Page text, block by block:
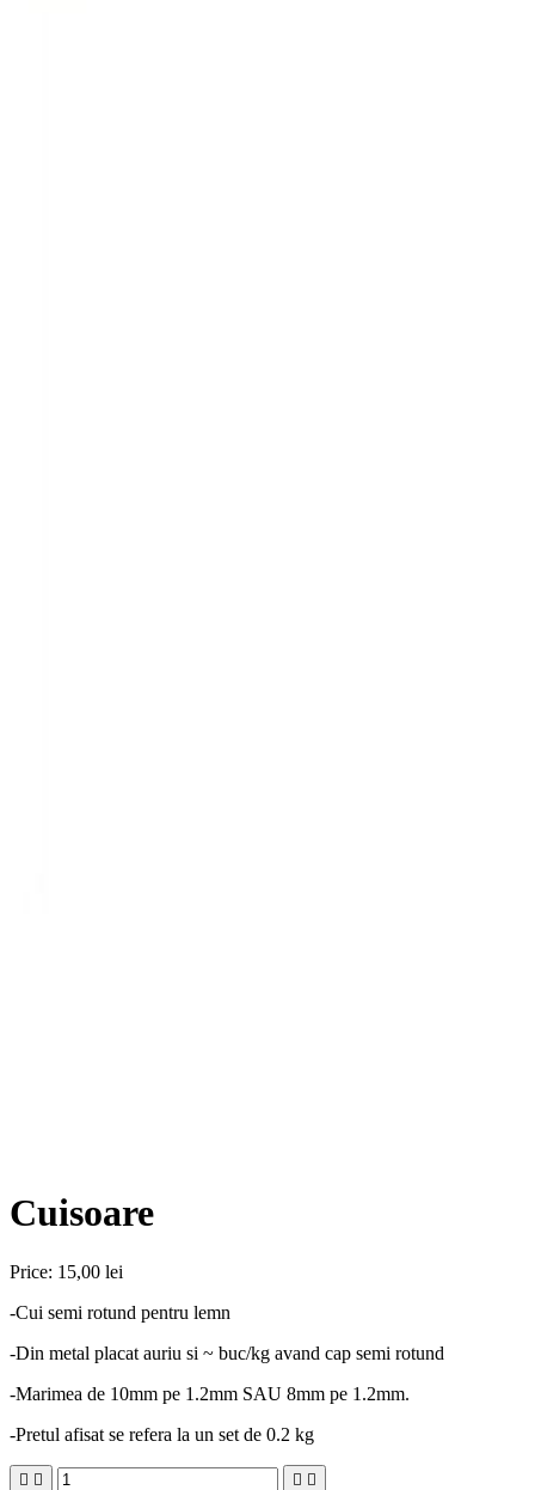
Cuisoare
Price: 15,00 lei
-Cui semi rotund pentru lemn
-Din metal placat auriu si ~ buc/kg avand cap semi rotund
-Marimea de 10mm pe 1.2mm SAU 8mm pe 1.2mm.
-Pretul afisat se refera la un set de 0.2 kg
   